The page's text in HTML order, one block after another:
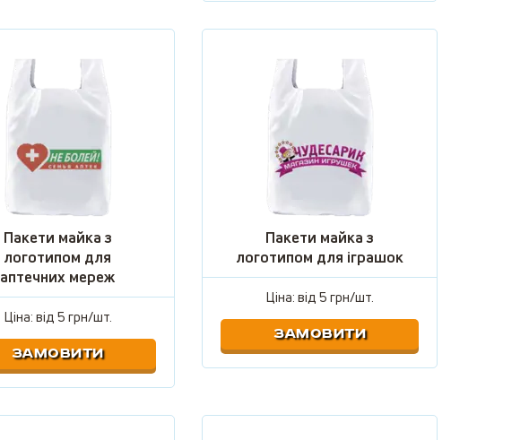
Пакети майка з
логотипом для
аптечних мереж
Ціна: від5 грн/шт.
ЗАМОВИТИ
Пакети майка з
логотипом для іграшок
Ціна: від5 грн/шт.
ЗАМОВИТИ